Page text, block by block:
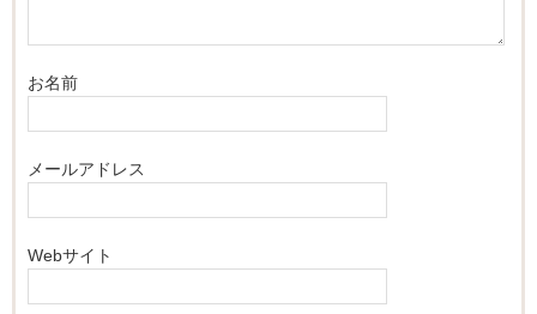
お名前
メールアドレス
Webサイト